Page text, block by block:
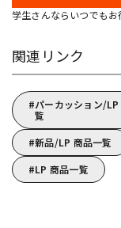
学生さんならいつでもお
関連リンク
パーカッション/
覧
新品/LP 商品一覧
LP 商品一覧